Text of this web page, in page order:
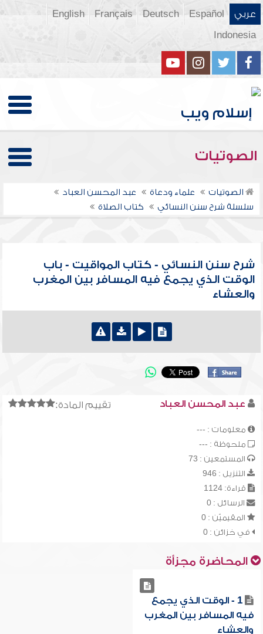
عربي Español
Deutsch
Français
English
Indonesia
الصوتيات
الصوتيات علماء ودعاة
عبد المحسن العباد
سلسلة شرح سنن النسائي
كتاب الصلاة
شرح سنن النسائي - كتاب المواقيت - باب
الوقت الذي يجمع فيه المسافر بين المغرب
والعشاء
تقييم المادة: عبد المحسن العباد
معلومات : ---
ملحوظة : ---
المستمعين : 73
التنزيل : 946
قراءة: 1124
الرسائل : 0
المقيميّن : 0
في خزائن : 0
المحاضرة مجزأة
1 - الوقت الذي يجمع
فيه المسافر بين المغرب
والعشاء